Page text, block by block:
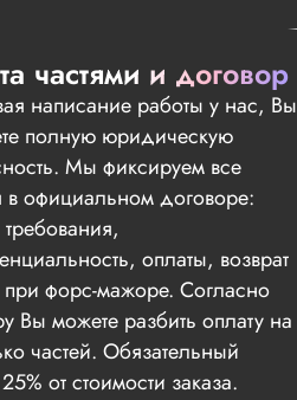
частями и договор
написание работы у нас, Вы
полную юридическую
Мы фиксируем все
в официальном договоре:
оплаты, возврат
при форс-мажоре. Согласно
Вы можете разбить оплату на
частей. Обязательный
от стоимости заказа.